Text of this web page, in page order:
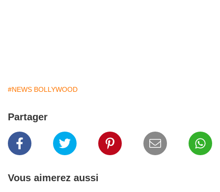
#NEWS BOLLYWOOD
Partager
Vous aimerez aussi